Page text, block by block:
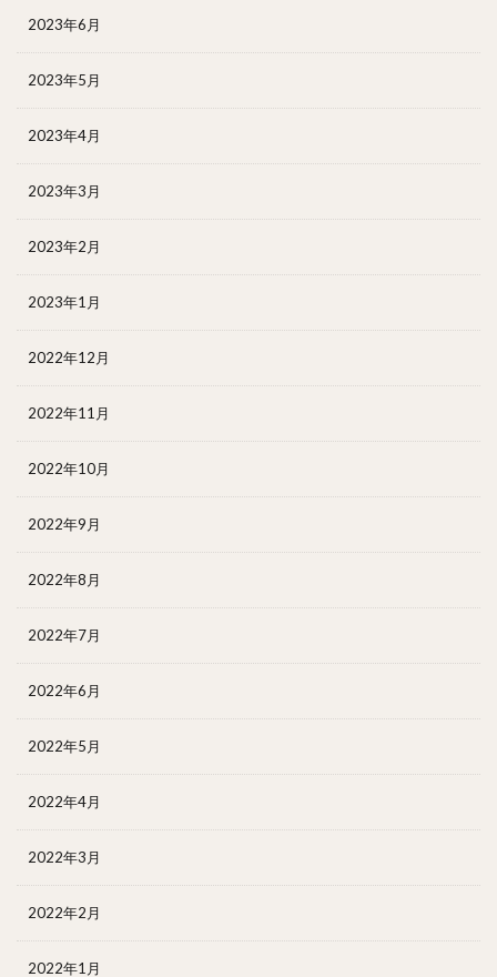
2023年6月
2023年5月
2023年4月
2023年3月
2023年2月
2023年1月
2022年12月
2022年11月
2022年10月
2022年9月
2022年8月
2022年7月
2022年6月
2022年5月
2022年4月
2022年3月
2022年2月
2022年1月